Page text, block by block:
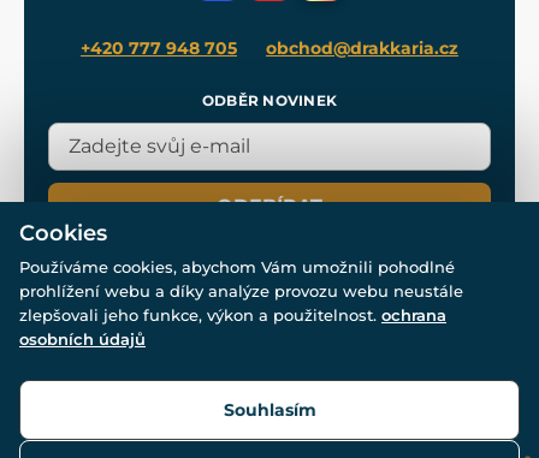
+420 777 948 705 obchod@drakkaria.cz
ODBĚR NOVINEK
ODEBÍRAT
© Všechna práva vyhrazena. www.drakkaria.cz 2007-2026.
Cookies
Používáme cookies, abychom Vám umožnili pohodlné
prohlížení webu a díky analýze provozu webu neustále
zlepšovali jeho funkce, výkon a použitelnost. ochrana
osobních údajů
Souhlasím